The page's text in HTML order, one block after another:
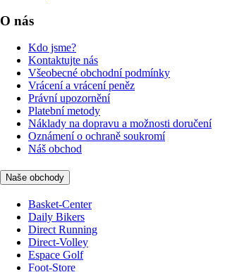
O nás
Kdo jsme?
Kontaktujte nás
Všeobecné obchodní podmínky
Vrácení a vrácení peněz
Právní upozornění
Platební metody
Náklady na dopravu a možnosti doručení
Oznámení o ochraně soukromí
Náš obchod
Naše obchody
Basket-Center
Daily Bikers
Direct Running
Direct-Volley
Espace Golf
Foot-Store